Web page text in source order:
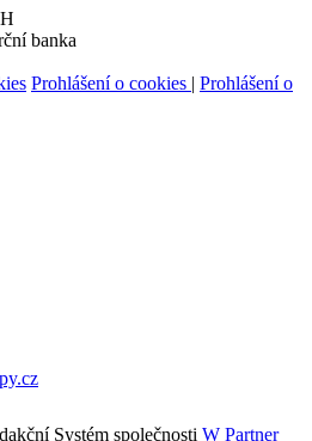
banka
Prohlášení o cookies | Prohlášení o
Systém společnosti W Partner